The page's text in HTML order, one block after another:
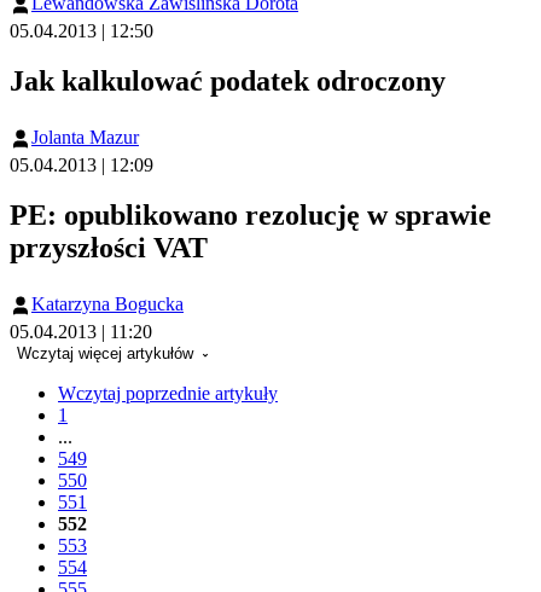
05.04.2013 | 12:50
Jak kalkulować podatek odroczony
Jolanta Mazur
05.04.2013 | 12:09
PE: opublikowano rezolucję w sprawie
przyszłości VAT
Katarzyna Bogucka
05.04.2013 | 11:20
Wczytaj więcej artykułów
Wczytaj poprzednie artykuły
1
...
549
550
551
552
553
554